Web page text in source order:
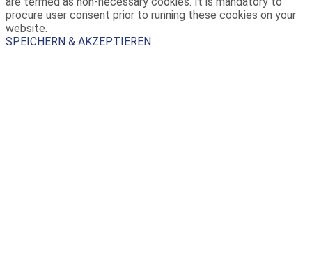
procure user consent prior to running these cookies on your
website.
SPEICHERN & AKZEPTIEREN